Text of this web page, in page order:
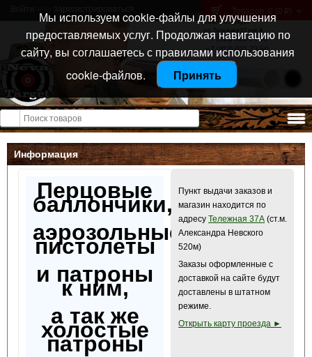
Санкт-Петербург
ул. Тележная 37 лит А
+7 (911) 021-04-08
+7 (812) 921-73-50
Товаров: 0 (0 p )
Открыть меню
Информация
Перцовые
баллончики,
аэрозольные
пистолеты
и патроны
к ним,
а так же
холостые
патроны
Пункт выдачи заказов и
магазин находится по
адресу Тележная 37А (ст.м.
Александра Невского
520м)
Заказы оформленные с
доставкой на сайте будут
доставлены в штатном
режиме.
Открыть карту проезда ►
Мы используем cookie-файлы для улучшения
предоставляемых услуг. Продолжая навигацию по
сайту, вы соглашаетесь с правилами использования
cookie-файлов.
Принять